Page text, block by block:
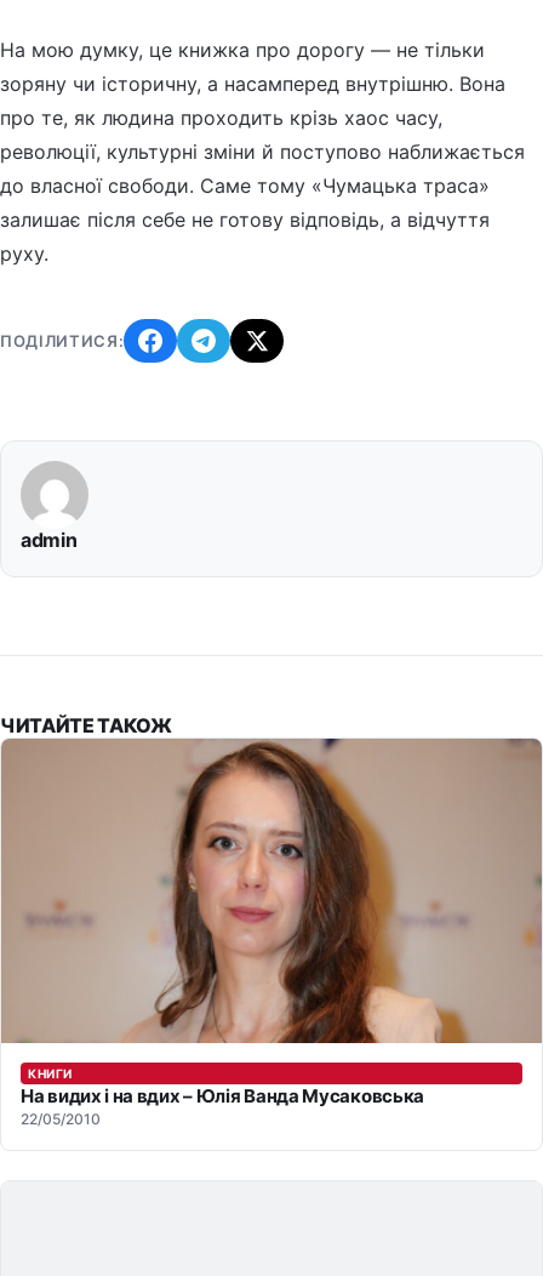
На мою думку, це книжка про дорогу — не тільки
зоряну чи історичну, а насамперед внутрішню. Вона
про те, як людина проходить крізь хаос часу,
революції, культурні зміни й поступово наближається
до власної свободи. Саме тому «Чумацька траса»
залишає після себе не готову відповідь, а відчуття
руху.
ПОДІЛИТИСЯ:
admin
ЧИТАЙТЕ ТАКОЖ
КНИГИ
На видих і на вдих – Юлія Ванда Мусаковська
22/05/2010